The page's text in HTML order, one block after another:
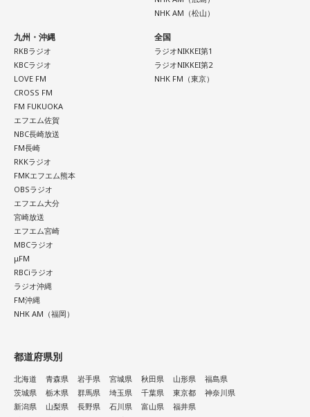
NHK AM（松山）
九州・沖縄
RKBラジオ
KBCラジオ
LOVE FM
CROSS FM
FM FUKUOKA
エフエム佐賀
NBC長崎放送
FM長崎
RKKラジオ
FMKエフエム熊本
OBSラジオ
エフエム大分
宮崎放送
エフエム宮崎
MBCラジオ
μFM
RBCiラジオ
ラジオ沖縄
FM沖縄
NHK AM（福岡）
全国
ラジオNIKKEI第1
ラジオNIKKEI第2
NHK FM（東京）
都道府県別
北海道 青森県 岩手県 宮城県 秋田県 山形県
福島県
茨城県
栃木県 群馬県 埼玉県 千葉県 東京都
神奈川県
新潟県
山梨県 長野県 石川県 富山県
福井県